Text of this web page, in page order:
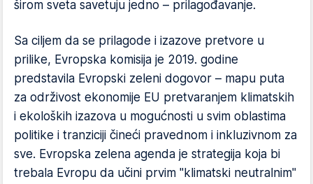
širom sveta savetuju jedno – prilagođavanje.
Sa ciljem da se prilagode i izazove pretvore u
prilike, Evropska komisija je 2019. godine
predstavila Evropski zeleni dogovor – mapu puta
za održivost ekonomije EU pretvaranjem klimatskih
i ekoloških izazova u mogućnosti u svim oblastima
politike i tranziciji čineći pravednom i inkluzivnom za
sve. Evropska zelena agenda je strategija koja bi
trebala Evropu da učini prvim "klimatski neutralnim"